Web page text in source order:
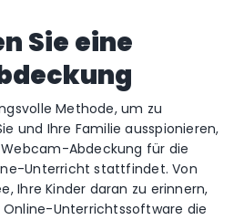
Sie eine
Methode, um zu
und Ihre Familie ausspionieren,
Abdeckung für die
Unterricht stattfindet. Von
Ihre Kinder daran zu erinnern,
Unterrichtssoftware die